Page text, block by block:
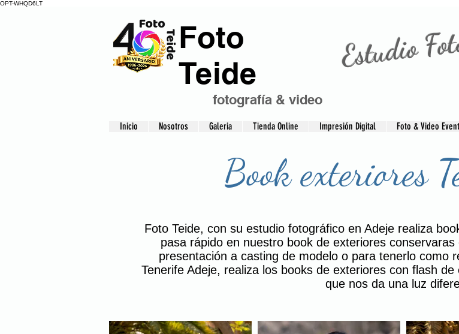
OPT-WHQD6LT
Foto
Teide
fotografía & video
Estudio
Inicio Nosotros Galeria Tienda Online Impresión Digital Foto & Video
Book exteriores
Foto Teide, con su estudio fotográfico en Adeje realiza
pasa rápido en nuestro book de exteriores
presentación a casting de modelo o para tenerlo como
Tenerife Adeje, realiza los books de exteriores con flash
que nos da una luz